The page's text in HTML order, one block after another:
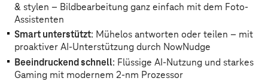
& stylen – Bildbearbeitung ganz einfach mit dem Foto-
Assistenten
Smart unterstützt: Mühelos antworten oder teilen – mit
proaktiver AI-Unterstützung durch NowNudge
Beeindruckend schnell: Flüssige AI-Nutzung und starkes
Gaming mit modernem 2-nm Prozessor